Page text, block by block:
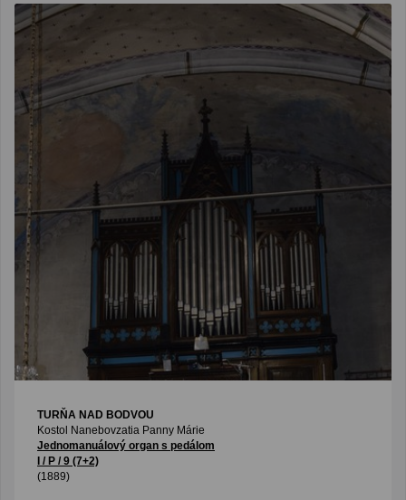
TURŇA NAD BODVOU
Kostol Nanebovzatia Panny Márie
Jednomanuálový organ s pedálom
I / P / 9 (7+2)
(1889)